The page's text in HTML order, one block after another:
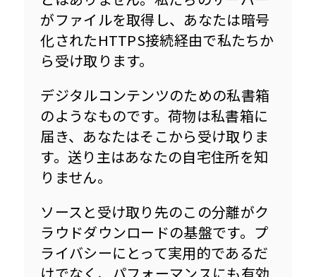
がファイルを取得し、あなたは暗号
化されたHTTPS接続経由で私たちか
ら受け取ります。
デジタルコンテンツのための私書箱
のようなものです。荷物は私書箱に
届き、あなたはそこから受け取りま
す。送り主はあなたの自宅住所を知
りません。
ソースと受け取り先のこの分離がク
ラウドダウンロードの基盤です。プ
ライバシーにとって実用的であるだ